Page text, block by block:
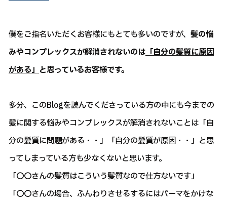
僕をご指名いただくお客様にもとても多いのですが、 髪の悩
みやコンプレックスが解消されないのは 「自分の髪質に原因
がある」 と思っているお客様です。
多分、このBlogを読んでくださっている方の中にも今までの
髪に関する悩みやコンプレックスが解消されないことは「自
分の髪質に問題がある・・」「自分の髪質が原因・・」と思
ってしまっている方も少なくないと思います。
「〇〇さんの髪質はこういう髪質なので仕方ないです」
「〇〇さんの場合、ふんわりさせるするにはパーマをかけな